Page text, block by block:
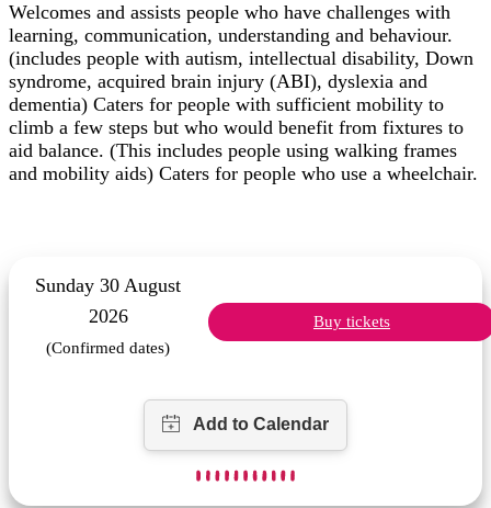
Welcomes and assists people who have challenges with
learning, communication, understanding and behaviour.
(includes people with autism, intellectual disability, Down
syndrome, acquired brain injury (ABI), dyslexia and
dementia) Caters for people with sufficient mobility to
climb a few steps but who would benefit from fixtures to
aid balance. (This includes people using walking frames
and mobility aids) Caters for people who use a wheelchair.
Sunday 30 August
2026
(Confirmed dates)
Buy tickets